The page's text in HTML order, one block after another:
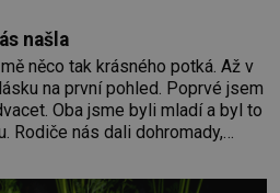
našla
něco tak krásného potká. Až v
na první pohled. Poprvé jsem
Oba jsme byli mladí a byl to
Rodiče nás dali dohromady,
jsme zjistili, že